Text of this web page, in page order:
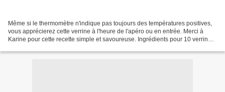
Même si le thermomètre n'indique pas toujours des températures positives,
vous apprécierez cette verrine à l'heure de l'apéro ou en entrée. Merci à
Karine pour cette recette simple et savoureuse. Ingrédients pour 10 verrines: